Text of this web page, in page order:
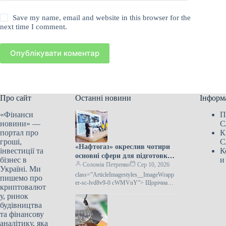
Save my name, email and website in this browser for the
next time I comment.
Опублікувати коментар
Про сайт
«Фінанси
новини» —
портал про
гроші,
інвестиції та
бізнес в
Україні. Ми
пишемо про
криптовалют
у, ринок
будівництва
та фінансову
аналітику, яка
Останні новини
«Нафтогаз» окреслив чотири
основні сфери для підготовки
до зимового сезону
Соломія Петренко
Сер 10, 2026
class=”ArticleImagestyles__ImageWrapp
er-sc-lvd8v9-0 cWMVnY”> Щорічна
дипломатичних установ УкраїниГрупа
«Нафтогаз» представила
и